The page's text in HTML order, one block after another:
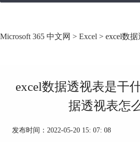
Microsoft 365 中文网 > Excel > excel数
excel数据透视表是干
据透视表怎
发布时间：2022-05-20 15: 07: 08